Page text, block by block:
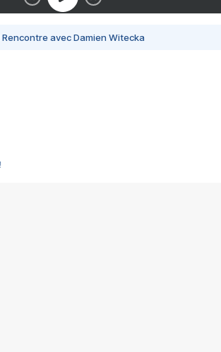
avec Damien Witecka